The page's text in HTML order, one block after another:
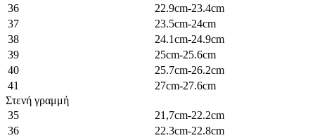
36
22.9cm-23.4cm
37
23.5cm-24cm
38
24.1cm-24.9cm
39
25cm-25.6cm
40
25.7cm-26.2cm
41
27cm-27.6cm
Στενή γραμμή
35
21,7cm-22.2cm
36
22.3cm-22.8cm